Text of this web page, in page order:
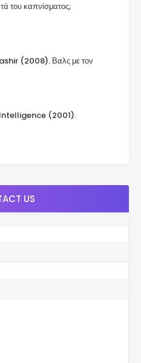
του καπνίσματος;
(2008). Βαλς με τον
(2001).
US